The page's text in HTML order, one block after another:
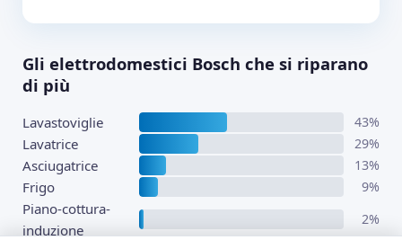
Gli elettrodomestici Bosch che si riparano
di più
Lavastoviglie 43%
Lavatrice 29%
Asciugatrice 13%
Frigo 9%
Piano-cottura-
induzione
2%